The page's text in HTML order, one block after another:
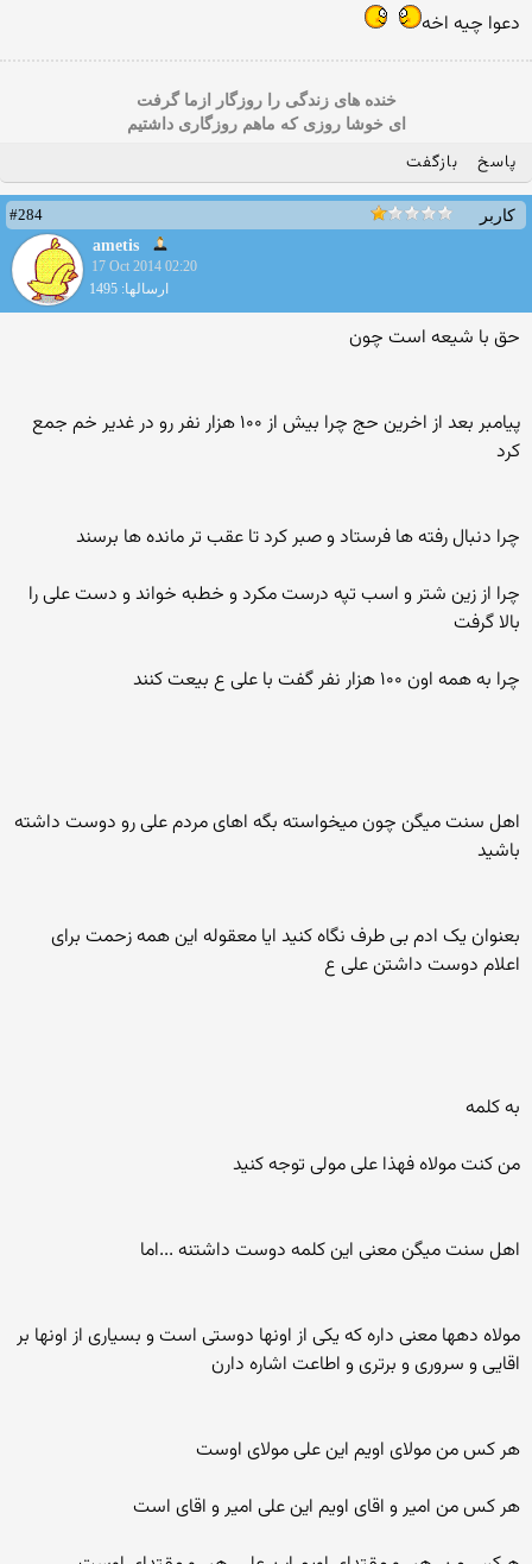
دعوا چیه اخه
خنده های زندگی را روزگار ازما گرفت
ای خوشا روزی که ماهم روزگاری داشتیم
پاسخ بازگفت
کاربر
#284
ametis
17 Oct 2014 02:20
ارسالها: 1495
حق با شیعه است چون
پیامبر بعد از اخرین حج چرا بیش از ۱۰۰ هزار نفر رو در غدیر خم جمع
کرد
چرا دنبال رفته ها فرستاد و صبر کرد تا عقب تر مانده ها برسند
چرا از زین شتر و اسب تپه درست مکرد و خطبه خواند و دست علی را
بالا گرفت
چرا به همه اون ۱۰۰ هزار نفر گفت با علی ع بیعت کنند
اهل سنت میگن چون میخواسته بگه اهای مردم علی رو دوست داشته
باشید
بعنوان یک ادم بی طرف نگاه کنید ایا معقوله این همه زحمت برای
اعلام دوست داشتن علی ع
به کلمه
من کنت مولاه فهذا علی مولی توجه کنید
اهل سنت میگن معنی این کلمه دوست داشتنه ...اما
مولاه دهها معنی داره که یکی از اونها دوستی است و بسیاری از اونها بر
اقایی و سروری و برتری و اطاعت اشاره دارن
هر کس من مولای اویم این علی مولای اوست
هر کس من امیر و اقای اویم این علی امیر و اقای است